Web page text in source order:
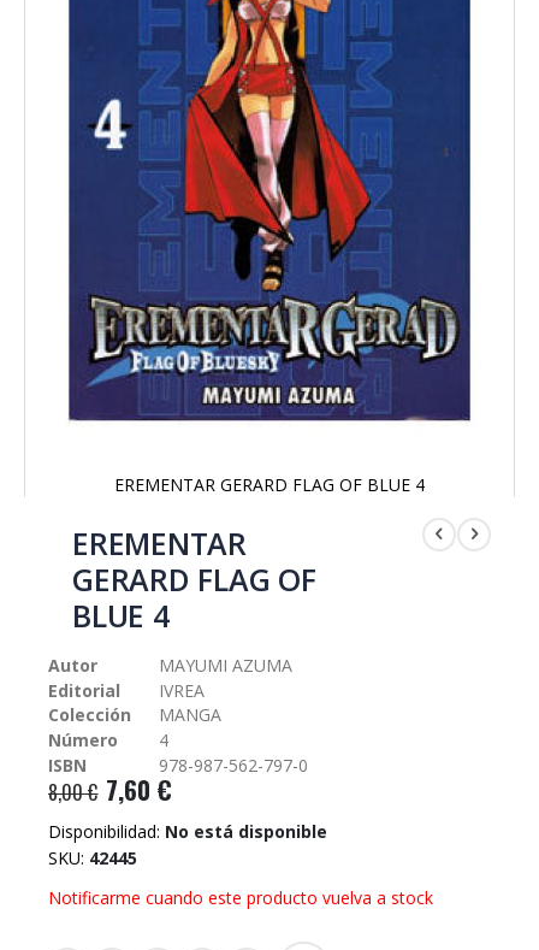
EREMENTAR GERARD FLAG OF BLUE 4
comienzo
imágenes
EREMENTAR
GERARD FLAG OF
BLUE 4
Autor
MAYUMI AZUMA
Editorial
IVREA
Colección
MANGA
Número
4
ISBN
978-987-562-797-0
8,00 € 7,60 €
Disponibilidad: No está disponible
SKU 42445
Notificarme cuando este producto vuelva a stock